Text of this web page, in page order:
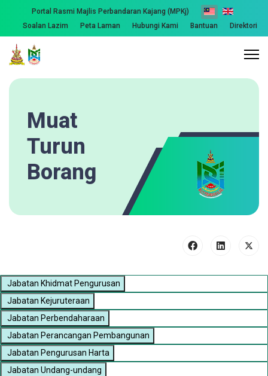
Portal Rasmi Majlis Perbandaran Kajang (MPKj)
Soalan Lazim
Peta Laman Hubungi Kami Bantuan Direktori
Muat
Turun
Borang
Jabatan Khidmat Pengurusan
Jabatan Kejuruteraan
Jabatan Perbendaharaan
Jabatan Perancangan Pembangunan
Jabatan Pengurusan Harta
Jabatan Undang-undang